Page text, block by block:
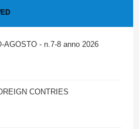
AGOSTO - n.7-8 anno 2026
CONTRIES